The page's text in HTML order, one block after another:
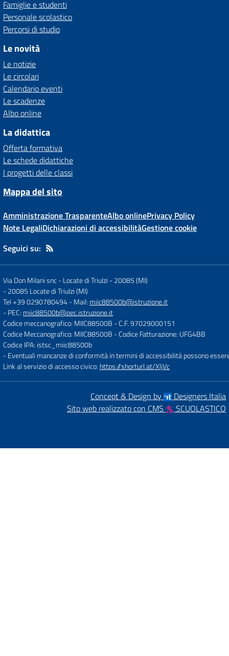
Famiglie e studenti
Personale scolastico
Percorsi di studio
Le novità
Le notizie
Le circolari
Calendario eventi
Le scadenze
Albo online
La didattica
Offerta formativa
Le schede didattiche
I progetti delle classi
Mappa del sito
Amministrazione TrasparenteAlbo onlinePrivacy Policy
Note LegaliDichiarazioni di accessibilitàGestione cookie
Seguici su:
Via Don Milani snc - Locate di Triulzi - 20085 (MI)
-20085 Locate di Triulzi (MI)
Tel +39 0290780494- Mail: miic88500b@istruzione.it
- PEC: miic88500b@pec.istruzione.it
Codice meccanografico: MIIC88500B - C.F. 97029000151
Codice Meccanografico: MIIC88500B - Codice Fatturazione: UFG4BB
Codice IPA: istsc_miic88500b
- Eventuali mancanze di conformità in termini di accessibilità possono
Link al servizio di accesso civico: https://shorturl.at/XljVc
Concept & Design by
Designers Italia
Sito web realizzato con CMS
SCUOLASTICO